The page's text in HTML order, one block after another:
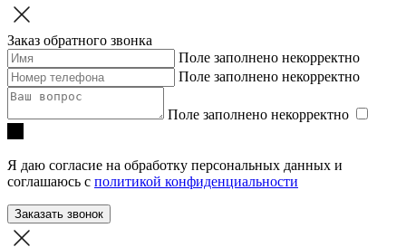
Заказ обратного звонка
Поле заполнено некорректно
Поле заполнено некорректно
Поле заполнено некорректно
Я даю согласие на обработку персональных данных и
соглашаюсь с политикой конфиденциальности
Заказать звонок